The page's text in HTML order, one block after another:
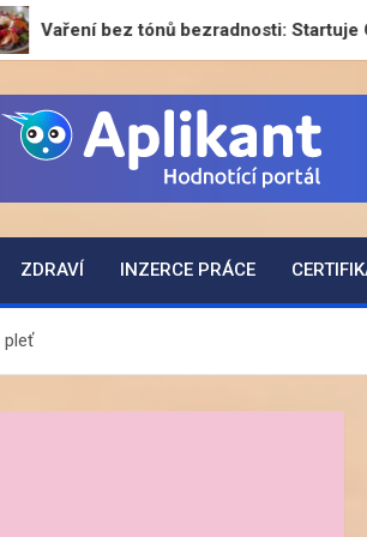
bezradnosti: Startuje
ZDRAVÍ INZERCE PRÁCE
pleť